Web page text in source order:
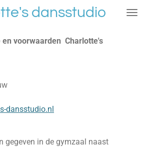
dansstudio
voorwaarden Charlotte's
dansstudio.nl
gegeven in de gymzaal naast